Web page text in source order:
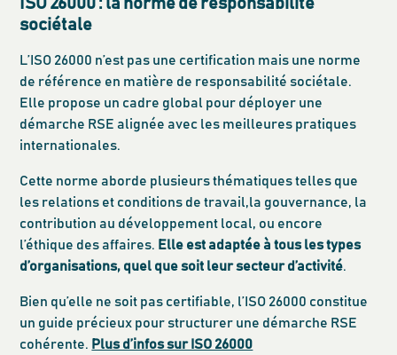
ISO 26000 : la norme de responsabilité
sociétale
L’ISO 26000 n’est pas une certification mais une norme
de référence en matière de responsabilité sociétale.
Elle propose un cadre global pour déployer une
démarche RSE alignée avec les meilleures pratiques
internationales.
Cette norme aborde plusieurs thématiques telles que
les relations et conditions de travail,la gouvernance, la
contribution au développement local, ou encore
l’éthique des affaires. Elle est adaptée à tous les types
d’organisations, quel que soit leur secteur d’activité.
Bien qu’elle ne soit pas certifiable, l’ISO 26000 constitue
un guide précieux pour structurer une démarche RSE
cohérente. Plus d’infos sur ISO 26000